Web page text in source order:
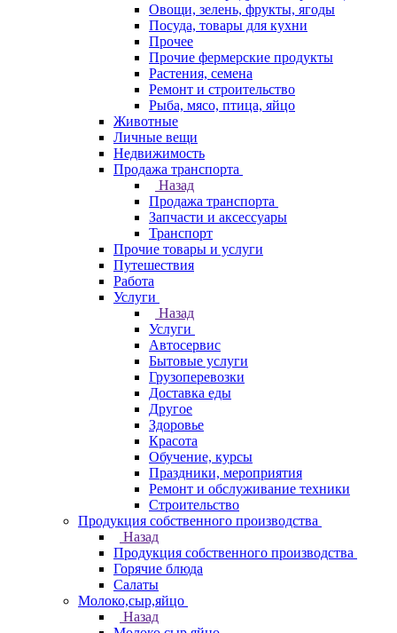
Овощи, зелень, фрукты, ягоды
Посуда, товары для кухни
Прочее
Прочие фермерские продукты
Растения, семена
Ремонт и строительство
Рыба, мясо, птица, яйцо
Животные
Личные вещи
Недвижимость
Продажа транспорта
Назад
Продажа транспорта
Запчасти и аксессуары
Транспорт
Прочие товары и услуги
Путешествия
Работа
Услуги
Назад
Услуги
Автосервис
Бытовые услуги
Грузоперевозки
Доставка еды
Другое
Здоровье
Красота
Обучение, курсы
Праздники, мероприятия
Ремонт и обслуживание техники
Строительство
Продукция собственного производства
Назад
Продукция собственного производства
Горячие блюда
Салаты
Молоко,сыр,яйцо
Назад